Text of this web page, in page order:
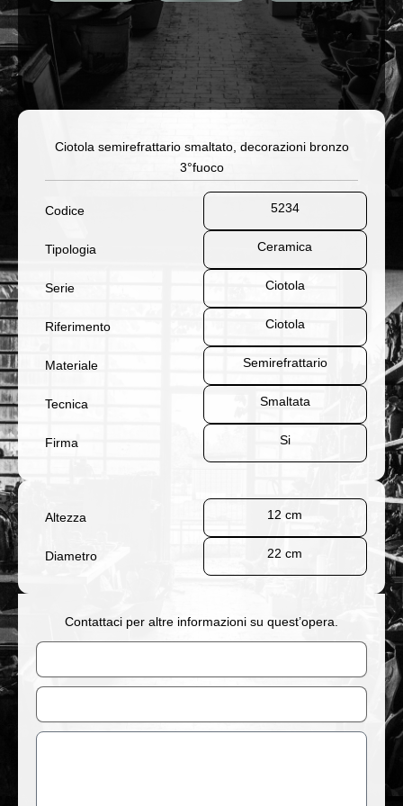
Ciotola semirefrattario smaltato, decorazioni bronzo
3°fuoco
Codice 5234
Tipologia Ceramica
Serie Ciotola
Riferimento Ciotola
Materiale Semirefrattario
Tecnica Smaltata
Firma Si
Altezza 12 cm
Diametro 22 cm
Contattaci per altre informazioni su quest’opera.
Nome
Email
Messaggio